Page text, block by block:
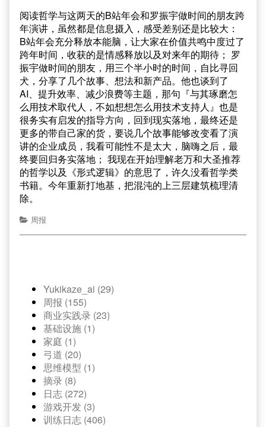
阅读哲学与这两天的B站年会和罗振宇做时间的朋友跨
年演讲，虽然都是信息摄入，感受差别还是比较大：
B站年会充分释放本能脑，让大家在价值共鸣中度过了
跨年时间，收获的是情感释放以及对来年的期待； 罗
振宇做时间的朋友，用三个半小时的时间，自比寻回
犬，分享了几个故事、想法和新产品。他也谈到了
AI、提升效率、减少浪费等主题，那句『与其琢磨怎
么用技术取代人，不如想想怎么用技术支持人』也是
很务实有启发的指导方向，回到现实落地，最终还是
更多的带自己家的货，要说几个故事能够改变看了演
讲的企业成员，我看可能性不是太大，脑嗨之后，最
终要回归务实落地； 我现在开始理解老万和大圣推荐
的哲学以及《形式逻辑》的意思了，许久没看哲学类
书籍。今年重新打地基，把混沌的上三层建筑梳理清
除。
周报
Yukikaze_ai (29)
周报 (155)
商业实践录 (23)
基础设施 (1)
家庭 (1)
弓道 (20)
思维模型 (1)
摘录 (8)
日志 (272)
游戏开发 (3)
训练日志 (406)